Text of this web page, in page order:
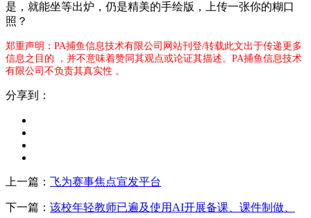
是，就能坐等出炉，仍是精美的手绘版，上传一张你的糊口
照？
郑重声明：PA捕鱼信息技术有限公司网站刊登/转载此文出于传递更多
信息之目的 ，并不意味着赞同其观点或论证其描述。PA捕鱼信息技术
有限公司不负责其真实性 。
分享到：
上一篇： 飞为赛事焦点宣发平台
下一篇： 该校年轻教师已遍及使用AI开展备课、课件制做、